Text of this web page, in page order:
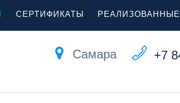
СЕРТИФИКАТЫ
+7
Самара